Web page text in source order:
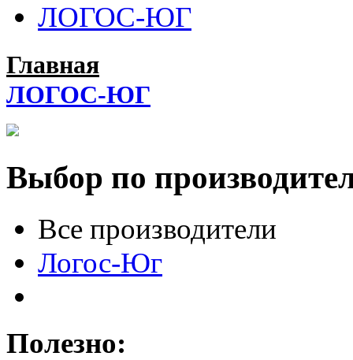
ЛОГОС-ЮГ
Главная
ЛОГОС-ЮГ
Выбор по
Все производители
Логос-Юг
Полезно: